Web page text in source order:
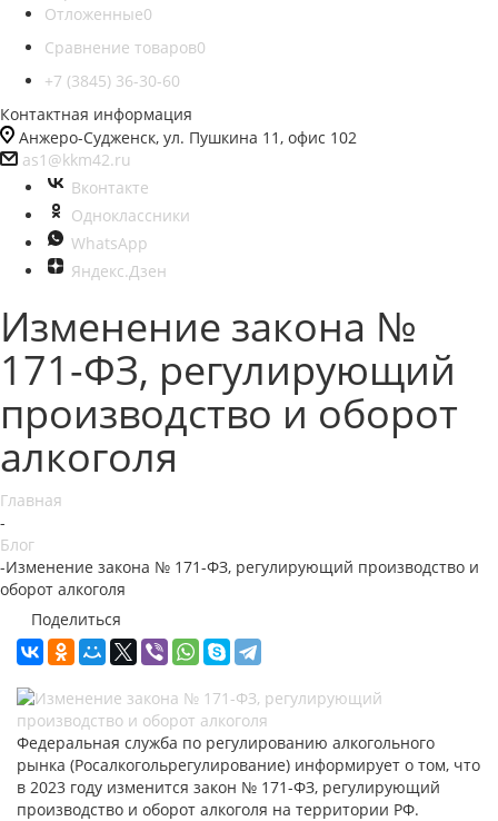
Отложенные0
Сравнение товаров0
+7 (3845) 36-30-60
Контактная информация
Анжеро-Судженск, ул. Пушкина 11, офис 102
as1@kkm42.ru
Вконтакте
Одноклассники
WhatsApp
Яндекс.Дзен
Изменение закона №
171-ФЗ, регулирующий
производство и оборот
алкоголя
Главная
-
Блог
-Изменение закона № 171-ФЗ, регулирующий производство и
оборот алкоголя
Поделиться
Федеральная служба по регулированию алкогольного
рынка (Росалкогольрегулирование) информирует о том, что
в 2023 году изменится закон № 171-ФЗ, регулирующий
производство и оборот алкоголя на территории РФ.